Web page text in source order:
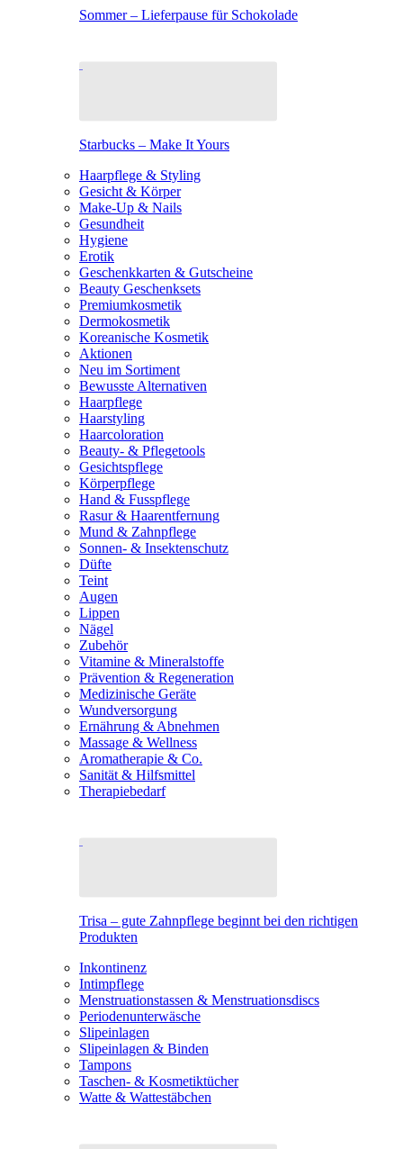
Sommer – Lieferpause für Schokolade
Starbucks – Make It Yours
Haarpflege & Styling
Gesicht & Körper
Make-Up & Nails
Gesundheit
Hygiene
Erotik
Geschenkkarten & Gutscheine
Beauty Geschenksets
Premiumkosmetik
Dermokosmetik
Koreanische Kosmetik
Aktionen
Neu im Sortiment
Bewusste Alternativen
Haarpflege
Haarstyling
Haarcoloration
Beauty- & Pflegetools
Gesichtspflege
Körperpflege
Hand & Fusspflege
Rasur & Haarentfernung
Mund & Zahnpflege
Sonnen- & Insektenschutz
Düfte
Teint
Augen
Lippen
Nägel
Zubehör
Vitamine & Mineralstoffe
Prävention & Regeneration
Medizinische Geräte
Wundversorgung
Ernährung & Abnehmen
Massage & Wellness
Aromatherapie & Co.
Sanität & Hilfsmittel
Therapiebedarf
Trisa – gute Zahnpflege beginnt bei den richtigen
Produkten
Inkontinenz
Intimpflege
Menstruationstassen & Menstruationsdiscs
Periodenunterwäsche
Slipeinlagen
Slipeinlagen & Binden
Tampons
Taschen- & Kosmetiktücher
Watte & Wattestäbchen